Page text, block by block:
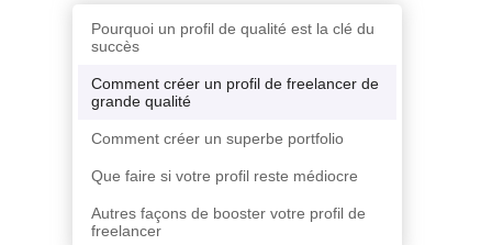
Pourquoi un profil de qualité est la clé du
succès
Comment créer un profil de freelancer de
grande qualité
Comment créer un superbe portfolio
Que faire si votre profil reste médiocre
Autres façons de booster votre profil de
freelancer